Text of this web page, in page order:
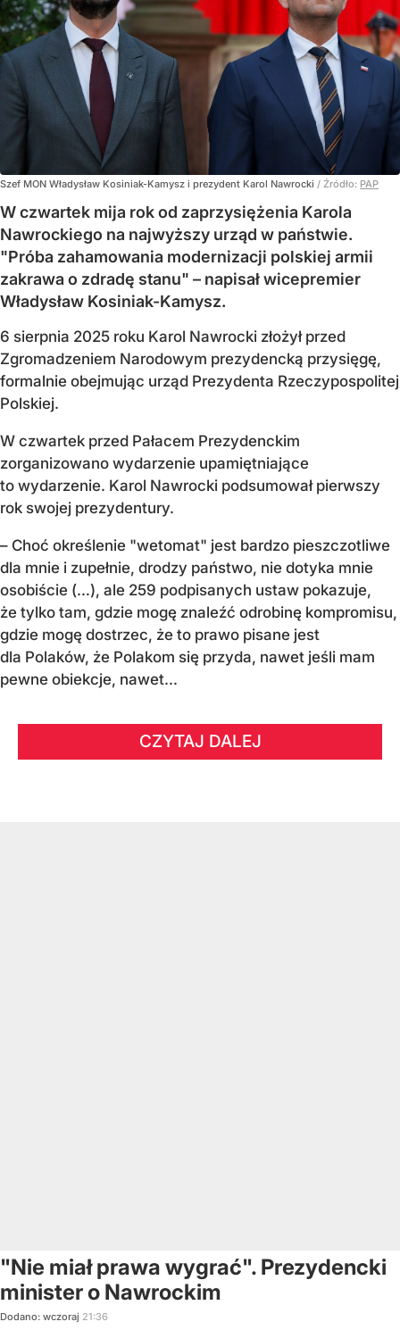
Szef MON Władysław Kosiniak-Kamysz i prezydent Karol Nawrocki / Źródło: PAP
W czwartek mija rok od zaprzysiężenia Karola
Nawrockiego na najwyższy urząd w państwie.
"Próba zahamowania modernizacji polskiej armii
zakrawa o zdradę stanu" – napisał wicepremier
Władysław Kosiniak-Kamysz.
6 sierpnia 2025 roku Karol Nawrocki złożył przed
Zgromadzeniem Narodowym prezydencką przysięgę,
formalnie obejmując urząd Prezydenta Rzeczypospolitej
Polskiej.
W czwartek przed Pałacem Prezydenckim
zorganizowano wydarzenie upamiętniające
to wydarzenie. Karol Nawrocki podsumował pierwszy
rok swojej prezydentury.
– Choć określenie "wetomat" jest bardzo pieszczotliwe
dla mnie i zupełnie, drodzy państwo, nie dotyka mnie
osobiście (…), ale 259 podpisanych ustaw pokazuje,
że tylko tam, gdzie mogę znaleźć odrobinę kompromisu,
gdzie mogę dostrzec, że to prawo pisane jest
dla Polaków, że Polakom się przyda, nawet jeśli mam
pewne obiekcje, nawet...
CZYTAJ DALEJ
"Nie miał prawa wygrać". Prezydencki
minister o Nawrockim
Dodano: wczoraj 21:36